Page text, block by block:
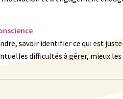
savoir identifier ce qui est
difficultés à gérer, mieux